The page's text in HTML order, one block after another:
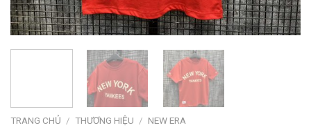
TRANG CHỦ / THƯƠNG HIỆU / NEW ERA